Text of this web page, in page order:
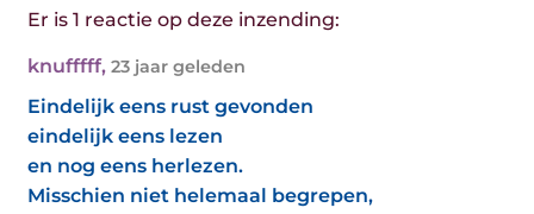
Er is 1 reactie op deze inzending:
knufffff, 23 jaar geleden
Eindelijk eens rust gevonden
eindelijk eens lezen
en nog eens herlezen.
Misschien niet helemaal begrepen,